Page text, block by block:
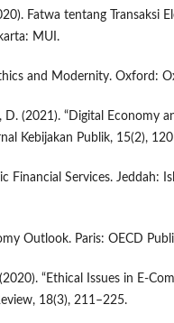
Fatwa tentang Transaksi
MUI.
and Modernity. Oxford:
D. (2021). “Digital Economy
Kebijakan Publik, 15(2),
Financial Services. Jeddah:
Outlook. Paris: OECD
“Ethical Issues in E-
18(3), 211–225.